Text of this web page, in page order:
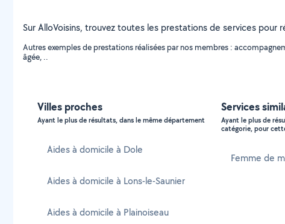
Sur AlloVoisins, trouvez toutes les prestations de services
Autres exemples de prestations réalisées par nos membres :
âgée, ..
Villes proches
Ayant le plus de résultats, dans le même département
Aides à domicile à Dole
Aides à domicile à Lons-le-Saunier
Aides à domicile à Plainoiseau
Services
Ayant le plus de
catégorie, pour
Femme de